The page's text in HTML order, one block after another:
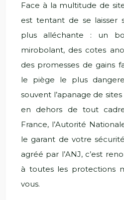
Face à la multitude de
est tentant de se laisser
plus alléchante : un
mirobolant, des cotes
des promesses de gains
le piège le plus
souvent l’apanage de
en dehors de tout
France, l’Autorité
le garant de votre
agréé par l’ANJ, c’est
à toutes les protections
vous.